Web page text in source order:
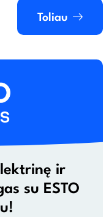
Toliau
ir
su ESTO